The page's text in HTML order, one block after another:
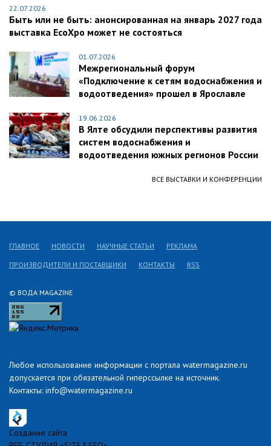
22.07.2026
Быть или не быть: анонсированная на январь 2027 года
выставка EcoXpo может не состояться
01.07.2026
Межрегиональный форум
«Подключение к сетям водоснабжения и
водоотведения» прошел в Ярославле
19.06.2026
В Ялте обсудили перспективы развития
систем водоснабжения и
водоотведения южных регионов России
ВСЕ ВЫСТАВКИ И КОНФЕРЕНЦИИ
© ВОДА MAGAZINE
Любое использование информации с портала watermagazine.ru
допускается при обязательной гиперссылке на источник.
Контакты: info@watermagazine.ru
ГЛАВНОЕ НОВОСТИ НАУЧНЫЕ СТАТЬИ РЕКЛАМА
ПРОИЗВОДИТЕЛИ И ПОСТАВЩИКИ КОНТАКТЫ RSS
Создание сайта